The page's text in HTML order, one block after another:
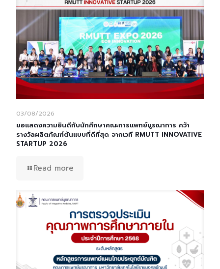
03/08/2026
ขอแสดงความยินดีกับนักศึกษาคณะการแพทย์บูรณาการ คว้า
รางวัลผลิตภัณฑ์ต้นแบบที่ดีที่สุด จากเวที RMUTT INNOVATIVE
STARTUP 2026
Read more